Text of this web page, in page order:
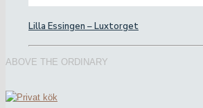
Lilla Essingen – Luxtorget
ABOVE THE ORDINARY